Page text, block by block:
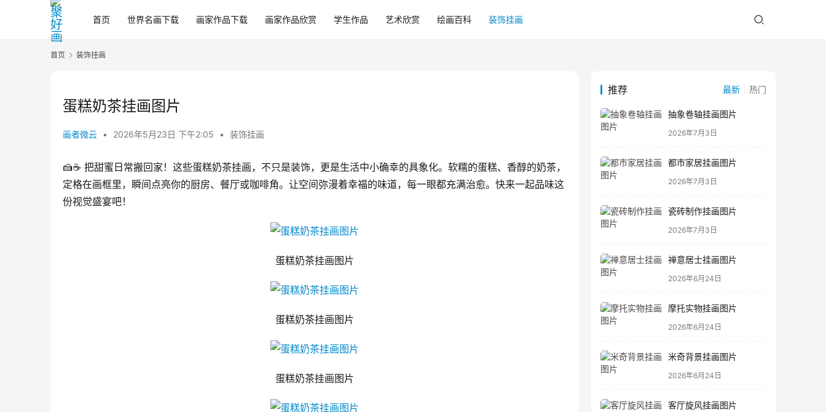
首页 世界名画下载 画家作品下载 画家作品欣赏 学生作品 艺术欣赏 绘画百科 装饰挂画
首页 装饰挂画
蛋糕奶茶挂画图片
画者微云 • 2026年5月23日 下午2:05 • 装饰挂画
🍰☕️ 把甜蜜日常搬回家！这些蛋糕奶茶挂画，不只是装饰，更是生活中小确幸的具象化。软糯的蛋糕、香醇的奶茶，
定格在画框里，瞬间点亮你的厨房、餐厅或咖啡角。让空间弥漫着幸福的味道，每一眼都充满治愈。快来一起品味这
份视觉盛宴吧！
蛋糕奶茶挂画图片
蛋糕奶茶挂画图片
蛋糕奶茶挂画图片
推荐 最新 热门
抽象卷轴挂画图片
2026年7月3日
都市家居挂画图片
2026年7月3日
瓷砖制作挂画图片
2026年7月3日
禅意居士挂画图片
2026年6月24日
摩托实物挂画图片
2026年6月24日
米奇背景挂画图片
2026年6月24日
客厅旋风挂画图片